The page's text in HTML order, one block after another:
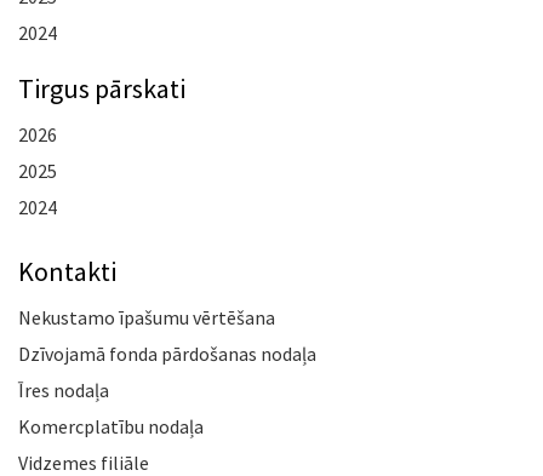
2024
Tirgus pārskati
2026
2025
2024
Kontakti
Nekustamo īpašumu vērtēšana
Dzīvojamā fonda pārdošanas nodaļa
Īres nodaļa
Komercplatību nodaļa
Vidzemes filiāle